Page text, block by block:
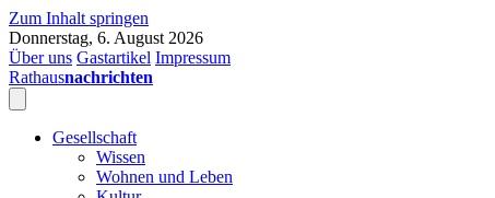
Zum Inhalt springen
Donnerstag, 6. August 2026
Über uns Gastartikel Impressum
Rathausnachrichten
Gesellschaft
Wissen
Wohnen und Leben